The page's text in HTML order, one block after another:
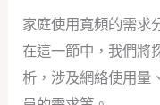
家庭使用寬頻的需求
在這一節中，我們將
析，涉及網絡使用量